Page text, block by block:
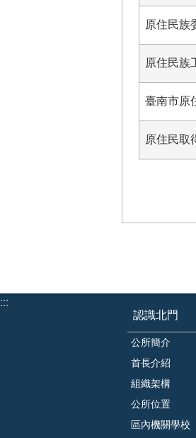
原住民族
原住民族
臺南市原
原住民取
:::
認識北門
公所簡介
首長介紹
組織架構
公所位置
區內機關學校